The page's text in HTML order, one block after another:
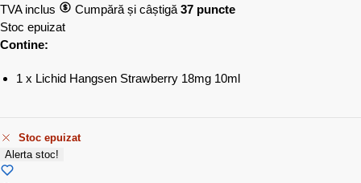
TVA inclus
Cumpără și câștigă 37 puncte
Stoc epuizat
Contine:
1 x Lichid Hangsen Strawberry 18mg 10ml
Stoc epuizat
Alerta stoc!